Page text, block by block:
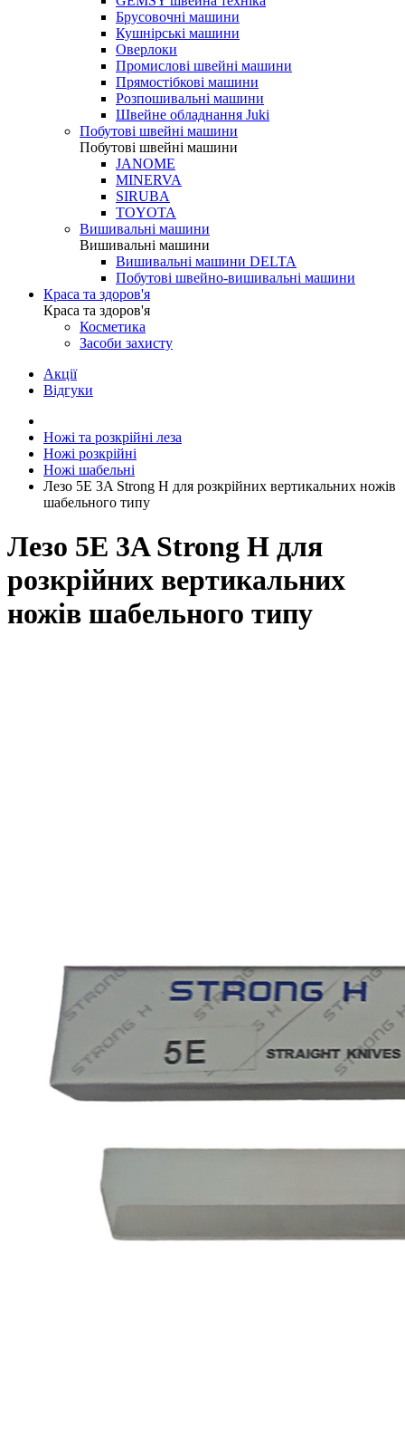
Брусовочні машини
Кушнірські машини
Оверлоки
Промислові швейні машини
Прямостібкові машини
Розпошивальні машини
Швейне обладнання Juki
Побутові швейні машини
Побутові швейні машини
JANOME
MINERVA
SIRUBA
TOYOTA
Вишивальні машини
Вишивальні машини
Вишивальні машини DELTA
Побутові швейно-вишивальні машини
Краса та здоров'я
Краса та здоров'я
Косметика
Засоби захисту
Акції
Відгуки
Ножі та розкрійні леза
Ножі розкрійні
Ножі шабельні
Лезо 5E 3A Strong H для розкрійних вертикальних ножів
шабельного типу
Лезо 5E 3A Strong H для
розкрійних вертикальних
ножів шабельного типу